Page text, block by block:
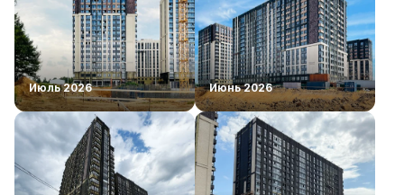
Июль 2026 Июнь 2026